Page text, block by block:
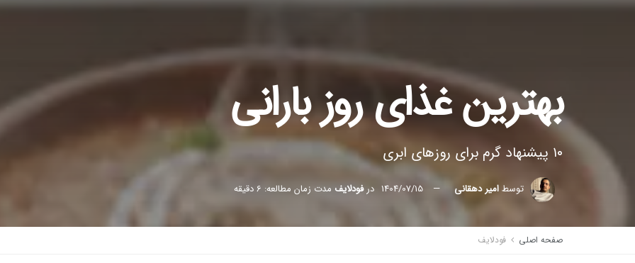
بهترین غذای روز بارانی
۱۰ پیشنهاد گرم برای روزهای ابری
توسطامیر دهقانی 1404/07/15 درفودلایف مدت زمان مطالعه: 6 دقیقه
صفحه اصلی فودلایف